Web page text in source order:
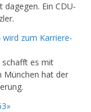
Ein CDU-
wird zum Karriere-
schafft es mit
München hat der